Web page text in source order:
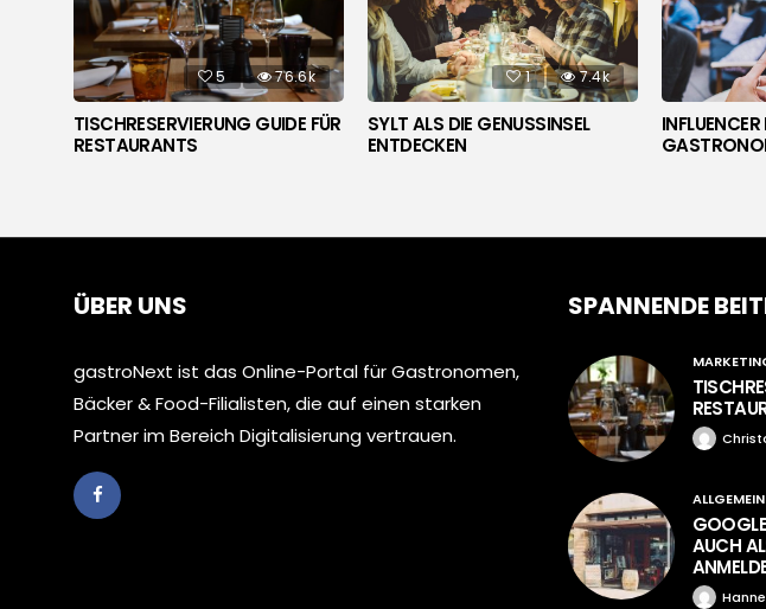
5 76.6k
TISCHRESERVIERUNG GUIDE FÜR
RESTAURANTS
1 7.4k
SYLT ALS DIE GENUSSINSEL
ENTDECKEN
ÜBER UNS
gastroNext ist das Online-Portal für Gastronomen,
Bäcker & Food-Filialisten, die auf einen starken
Partner im Bereich Digitalisierung vertrauen.
SPANNENDE
ALLGEMEIN
AUCH